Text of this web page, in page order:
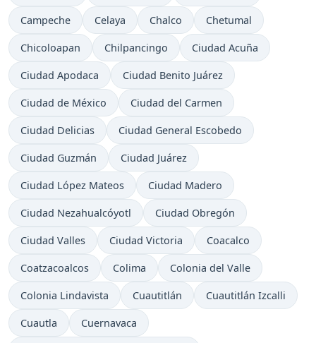
Campeche Celaya Chalco Chetumal
Chicoloapan Chilpancingo Ciudad Acuña
Ciudad Apodaca Ciudad Benito Juárez
Ciudad de México Ciudad del Carmen
Ciudad Delicias Ciudad General Escobedo
Ciudad Guzmán Ciudad Juárez
Ciudad López Mateos Ciudad Madero
Ciudad Nezahualcóyotl Ciudad Obregón
Ciudad Valles Ciudad Victoria Coacalco
Coatzacoalcos Colima Colonia del Valle
Colonia Lindavista Cuautitlán Cuautitlán Izcalli
Cuautla Cuernavaca